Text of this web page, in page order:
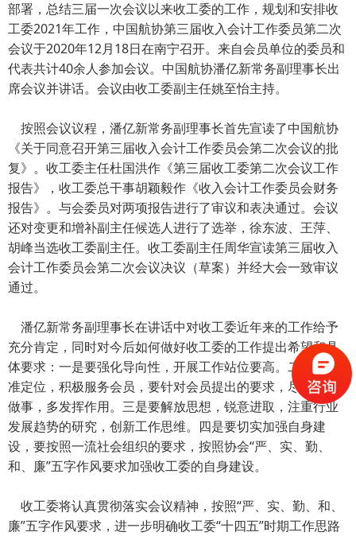
部署，总结三届一次会议以来收工委的工作，规划和安排收
工委2021年工作，中国航协第三届收入会计工作委员第二次
会议于2020年12月18日在南宁召开。来自会员单位的委员和
代表共计40余人参加会议。中国航协潘亿新常务副理事长出
席会议并讲话。会议由收工委副主任姚至怡主持。
按照会议议程，潘亿新常务副理事长首先宣读了中国航协
《关于同意召开第三届收入会计工作委员会第二次会议的批
复》。收工委主任杜国洪作《第三届收工委第二次会议工作
报告》，收工委总干事胡颖毅作《收入会计工作委员会财务
报告》。与会委员对两项报告进行了审议和表决通过。会议
还对变更和增补副主任候选人进行了选举，徐东波、王萍、
胡峰当选收工委副主任。收工委副主任周华宣读第三届收入
会计工作委员会第二次会议决议（草案）并经大会一致审议
通过。
潘亿新常务副理事长在讲话中对收工委近年来的工作给予
充分肯定，同时对今后如何做好收工委的工作提出希望和具
体要求：一是要强化导向性，开展工作站位要高。二是要找
准定位，积极服务会员，要针对会员提出的要求，尽可能多
做事，多发挥作用。三是要解放思想，锐意进取，注重行业
发展趋势的研究，创新工作思维。四是要切实加强自身建
设，要按照一流社会组织的要求，按照协会“严、实、勤、
和、廉”五字作风要求加强收工委的自身建设。
收工委将认真贯彻落实会议精神，按照“严、实、勤、和、
廉”五字作风要求，进一步明确收工委“十四五”时期工作思路